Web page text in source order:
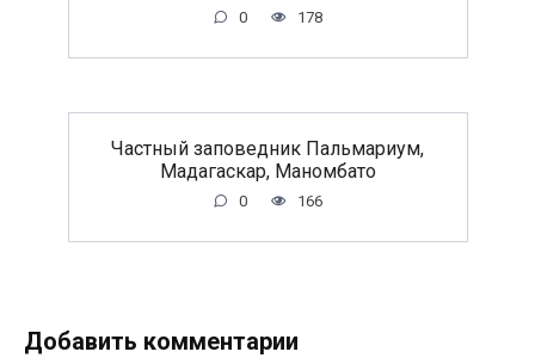
0 178
Частный заповедник Пальмариум,
Мадагаскар, Маномбато
0 166
Добавить комментарии